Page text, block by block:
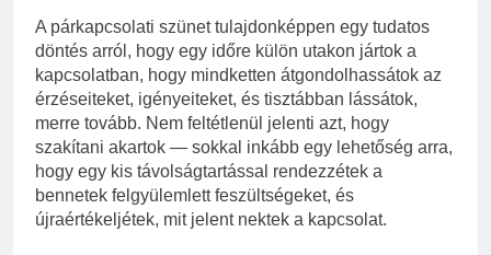
A párkapcsolati szünet tulajdonképpen egy tudatos
döntés arról, hogy egy időre külön utakon jártok a
kapcsolatban, hogy mindketten átgondolhassátok az
érzéseiteket, igényeiteket, és tisztábban lássátok,
merre tovább. Nem feltétlenül jelenti azt, hogy
szakítani akartok — sokkal inkább egy lehetőség arra,
hogy egy kis távolságtartással rendezzétek a
bennetek felgyülemlett feszültségeket, és
újraértékeljétek, mit jelent nektek a kapcsolat.